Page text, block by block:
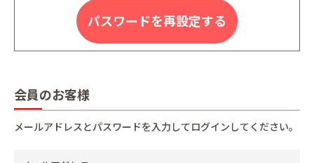
パスワードを再設定する
会員のお客様
メールアドレスとパスワードを入力してログインしてください。